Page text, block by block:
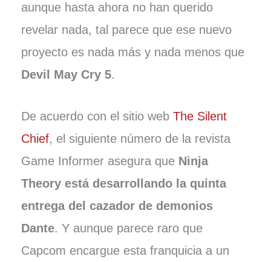
aunque hasta ahora no han querido
revelar nada, tal parece que ese nuevo
proyecto es nada más y nada menos que
Devil May Cry 5.
De acuerdo con el sitio web The Silent
Chief, el siguiente número de la revista
Game Informer asegura que Ninja
Theory está desarrollando la quinta
entrega del cazador de demonios
Dante. Y aunque parece raro que
Capcom encargue esta franquicia a un